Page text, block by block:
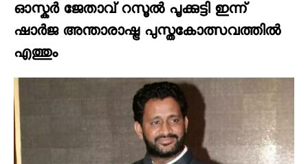
ഓസ്കർ ജേതാവ് റസൂല്‍ പൂക്കുട്ടി ഇന്ന്
ഷാർജ അന്താരാഷ്ട്ര പുസ്തകോത്സവത്തിൽ
എത്തും